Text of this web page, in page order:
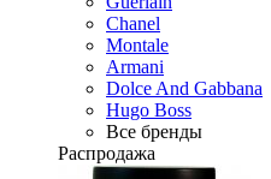
Chanel
Montale
Armani
Dolce And Gabbana
Hugo Boss
Все бренды
Распродажа